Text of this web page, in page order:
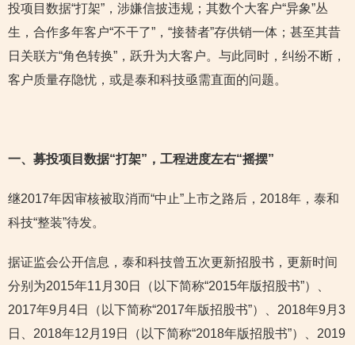
投项目数据“打架”，涉嫌信披违规；其数个大客户“异象”丛
生，合作多年客户“不干了”，“接替者”存供销一体；甚至其昔
日关联方“角色转换”，跃升为大客户。与此同时，纠纷不断，
客户质量存隐忧，或是泰和科技亟需直面的问题。
一、募投项目数据“打架”，工程进度左右“摇摆”
继2017年因审核被取消而“中止”上市之路后，2018年，泰和
科技“整装”待发。
据证监会公开信息，泰和科技曾五次更新招股书，更新时间
分别为2015年11月30日（以下简称“2015年版招股书”）、
2017年9月4日（以下简称“2017年版招股书”）、2018年9月3
日、2018年12月19日（以下简称“2018年版招股书”）、2019